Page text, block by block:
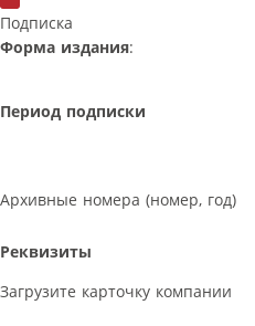
Подписка
Форма издания:
Период подписки
Архивные номера (номер, год)
Реквизиты
Загрузите карточку компании